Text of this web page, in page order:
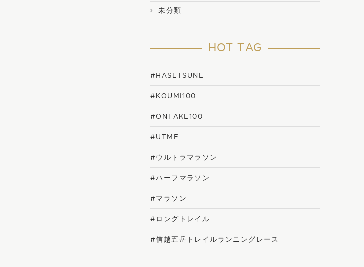
未分類
HOT TAG
#HASETSUNE
#KOUMI100
#ONTAKE100
#UTMF
#ウルトラマラソン
#ハーフマラソン
#マラソン
#ロングトレイル
#信越五岳トレイルランニングレース